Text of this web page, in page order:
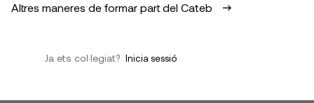
Altres maneres de formar part del Cateb
Ja ets col·legiat? Inicia sessió